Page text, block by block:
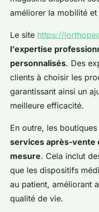
améliorer la mobilité
Le site https://
l'expertise
personnalisés. Des
clients à choisir les
garantissant ainsi un
meilleure efficacité.
En outre, les
services après-vente
mesure. Cela inclut
que les dispositifs
au patient, améliorant
qualité de vie.